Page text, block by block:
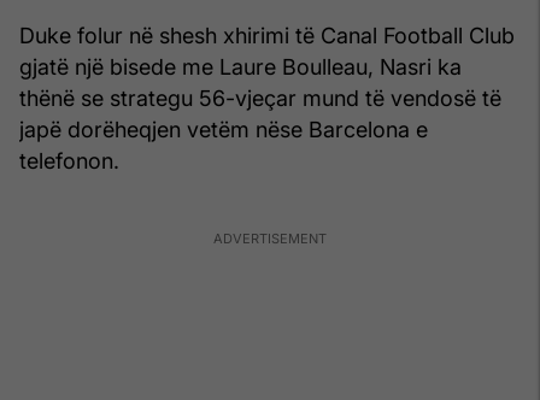
Duke folur në shesh xhirimi të Canal Football Club
gjatë një bisede me Laure Boulleau, Nasri ka
thënë se strategu 56-vjeçar mund të vendosë të
japë dorëheqjen vetëm nëse Barcelona e
telefonon.